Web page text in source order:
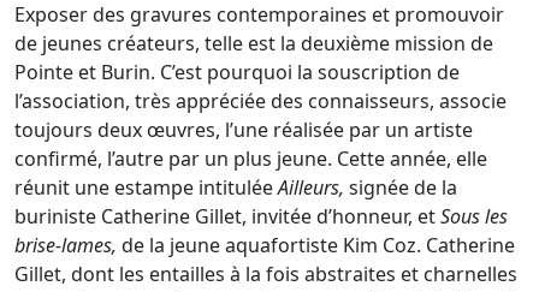
Exposer des gravures contemporaines et promouvoir
de jeunes créateurs, telle est la deuxième mission de
Pointe et Burin. C’est pourquoi la souscription de
l’association, très appréciée des connaisseurs, associe
toujours deux œuvres, l’une réalisée par un artiste
confirmé, l’autre par un plus jeune. Cette année, elle
réunit une estampe intituléeAilleurs, signée de la
buriniste Catherine Gillet, invitée d’honneur, etSous les
brise-lames, de la jeune aquafortiste Kim Coz. Catherine
Gillet, dont les entailles à la fois abstraites et charnelles